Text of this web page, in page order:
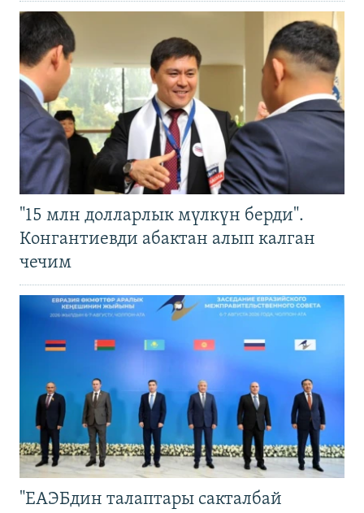
"15 млн долларлык мүлкүн берди".
Конгантиевди абактан алып калган
чечим
"ЕАЭБдин талаптары сакталбай